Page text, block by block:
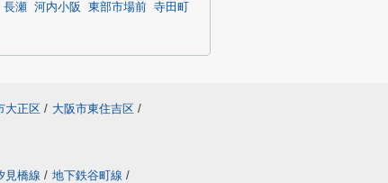
長瀬 河内小阪 東部市場前 寺田町
大正区 / 大阪市東住吉区 /
見橋線 / 地下鉄谷町線 /